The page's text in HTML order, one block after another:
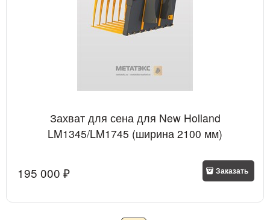
Захват для сена для New Holland
LM1345/LM1745 (ширина 2100 мм)
195 000 ₽ Заказать